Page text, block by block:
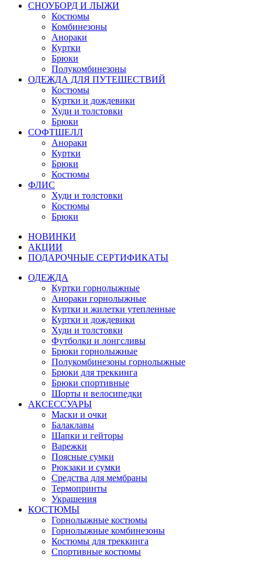
СНОУБОРД И ЛЫЖИ
Костюмы
Комбинезоны
Анораки
Куртки
Брюки
Полукомбинезоны
ОДЕЖДА ДЛЯ ПУТЕШЕСТВИЙ
Костюмы
Куртки и дождевики
Худи и толстовки
Брюки
СОФТШЕЛЛ
Анораки
Куртки
Брюки
Костюмы
ФЛИС
Худи и толстовки
Костюмы
Брюки
НОВИНКИ
АКЦИИ
ПОДАРОЧНЫЕ СЕРТИФИКАТЫ
ОДЕЖДА
Куртки горнолыжные
Анораки горнолыжные
Куртки и жилетки утепленные
Куртки и дождевики
Худи и толстовки
Футболки и лонгсливы
Брюки горнолыжные
Полукомбинезоны горнолыжные
Брюки для треккинга
Брюки спортивные
Шорты и велосипедки
АКСЕССУАРЫ
Маски и очки
Балаклавы
Шапки и гейторы
Варежки
Поясные сумки
Рюкзаки и сумки
Средства для мембраны
Термопринты
Украшения
КОСТЮМЫ
Горнолыжные костюмы
Горнолыжные комбинезоны
Костюмы для треккинга
Спортивные костюмы